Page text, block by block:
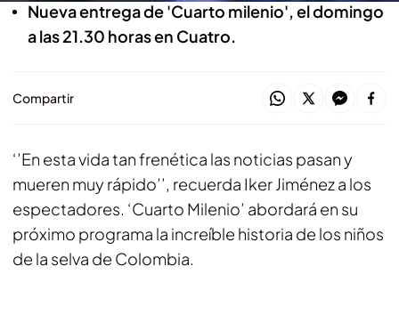
Nueva entrega de 'Cuarto milenio', el domingo
a las 21.30 horas en Cuatro.
Compartir
‘’En esta vida tan frenética las noticias pasan y
mueren muy rápido’’, recuerda Iker Jiménez a los
espectadores. ‘Cuarto Milenio’ abordará en su
próximo programa la increíble historia de los niños
de la selva de Colombia.